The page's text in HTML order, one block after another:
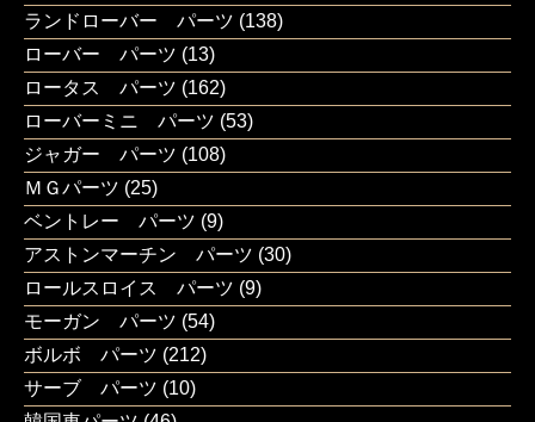
ランドローバー パーツ (138)
ローバー パーツ (13)
ロータス パーツ (162)
ローバーミニ パーツ (53)
ジャガー パーツ (108)
ＭＧパーツ (25)
ベントレー パーツ (9)
アストンマーチン パーツ (30)
ロールスロイス パーツ (9)
モーガン パーツ (54)
ボルボ パーツ (212)
サーブ パーツ (10)